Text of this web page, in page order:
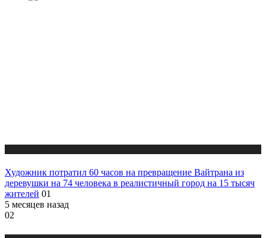
Художник потратил 60 часов на превращение Вайтрана из
деревушки на 74 человека в реалистичный город на 15 тысяч
жителей 01
5 месяцев назад
02